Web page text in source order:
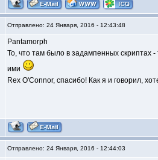
Отправлено: 24 Января, 2016 - 12:43:48
Pantamorph
То, что там было в задампенных скриптах
ими
Rex O'Connor, спасибо! Как я и говорил,
Отправлено: 24 Января, 2016 - 12:44:03